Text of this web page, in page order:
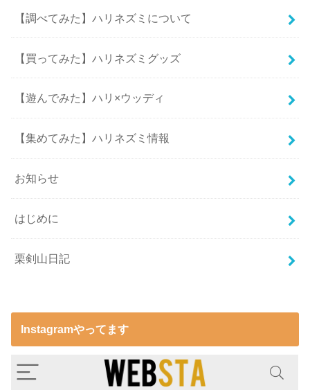
【調べてみた】ハリネズミについて
【買ってみた】ハリネズミグッズ
【遊んでみた】ハリ×ウッディ
【集めてみた】ハリネズミ情報
お知らせ
はじめに
栗剣山日記
Instagramやってます